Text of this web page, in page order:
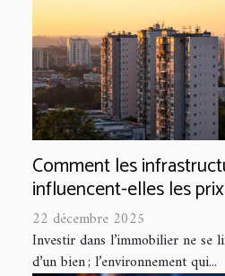
Comment les
influencent-elles les
22 décembre 2025
Investir dans l’immobilier ne se
d’un bien ; l’environnement qui...